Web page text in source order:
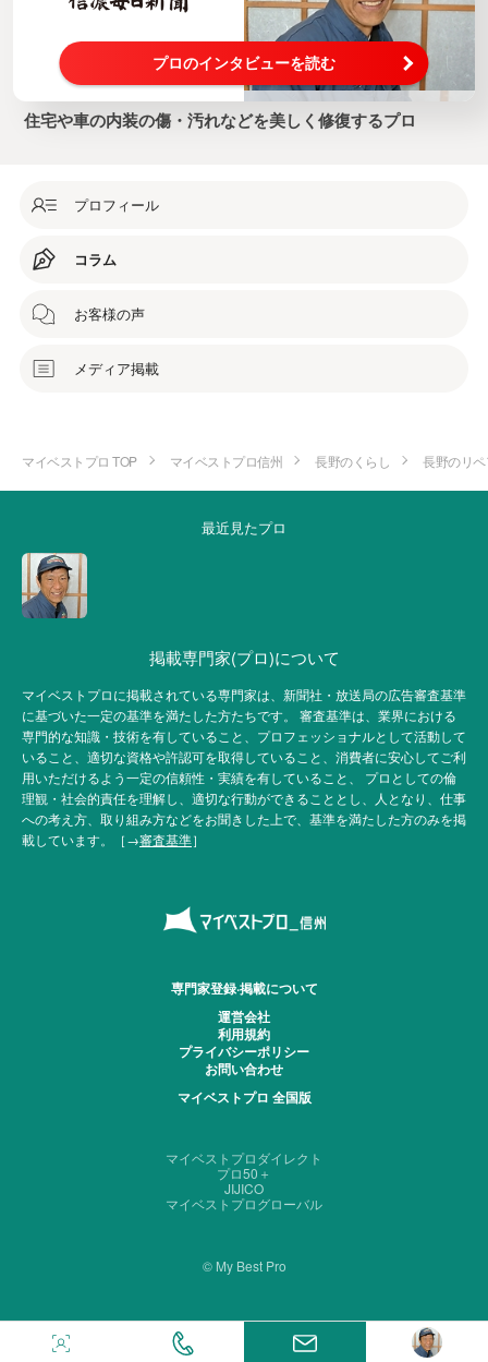
プロのインタビューを読む
住宅や車の内装の傷・汚れなどを美しく修復するプロ
プロフィール
コラム
お客様の声
メディア掲載
マイベストプロ TOP マイベストプロ信州 長野のくらし 長野のリ
最近見たプロ
掲載専門家(プロ)について
マイベストプロに掲載されている専門家は、新聞社・放送局の広告審査基準
に基づいた一定の基準を満たした方たちです。 審査基準は、業界における
専門的な知識・技術を有していること、プロフェッショナルとして活動して
いること、適切な資格や許認可を取得していること、消費者に安心してご利
用いただけるよう一定の信頼性・実績を有していること、 プロとしての倫
理観・社会的責任を理解し、適切な行動ができることとし、人となり、仕事
への考え方、取り組み方などをお聞きした上で、基準を満たした方のみを掲
載しています。［→審査基準］
専門家登録·掲載について
運営会社
利用規約
プライバシーポリシー
お問い合わせ
マイベストプロ 全国版
マイベストプロダイレクト
プロ50＋
JIJICO
マイベストプログローバル
© My Best Pro